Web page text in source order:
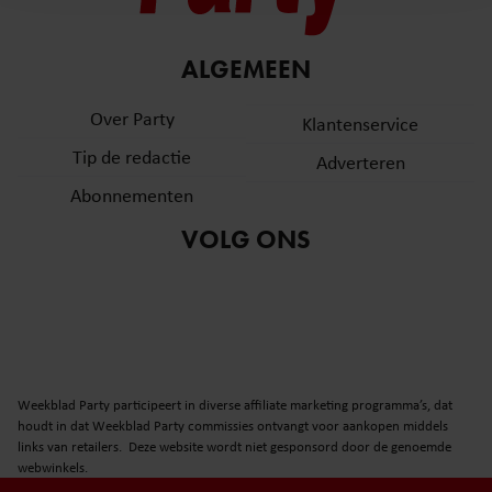
en om ons websiteverkeer te analyseren. Ook delen we
informatie over uw gebruik van onze site met onze
partners voor social media, adverteren en analyse. Deze
informatie die u aan ze heeft verstrekt of die ze hebben
gaat akkoord met onze cookies als u onze website blijft
gebruiken.
ALGEMEEN
Over Party
Tip de redactie
Abonnementen
Klantenservice
Adverteren
VOLG ONS
Weekblad Party participeert in diverse affiliate marketing programma’s, dat
houdt in dat Weekblad Party commissies ontvangt voor aankopen middels
links van retailers. Deze website wordt niet gesponsord door de genoemde
webwinkels.